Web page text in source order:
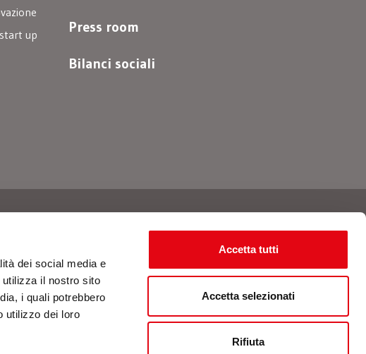
dei social media e
il nostro sito
i quali potrebbero
utilizzo dei loro
Accetta tutti
Accetta selezionati
Rifiuta
up
Press room
Bilanci sociali